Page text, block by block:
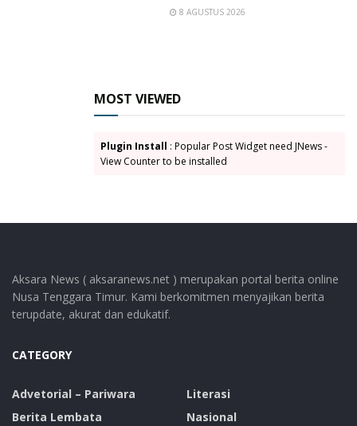
Tarsisius Deona
8 AGUSTUS 2026
MOST VIEWED
Plugin Install : Popular Post Widget need JNews -
View Counter to be installed
Aksara News ( aksaranews.net ) merupakan portal berita online
Nusa Tenggara Timur. Kami berkomitmen menyajikan berita
terupdate, akurat dan edukatif.
CATEGORY
Advetorial – Pariwara
Berita Lembata
Literasi
Nasional